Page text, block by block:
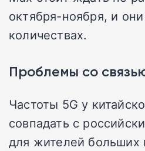
октября-ноября, и
количествах.
Проблемы со
Частоты 5G у
совпадать с
для жителей больших